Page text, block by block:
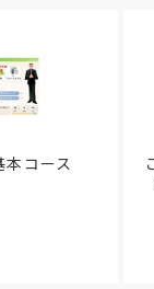
コース